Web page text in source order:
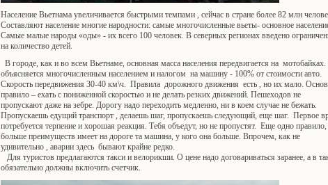
Население Вьетнама увеличивается быстрыми темпами , сейчас в стране более 82 млн
Составляют население многие народности: самые многочисленные вьеты- основное
Самые малые народы «оды» - их всего 100 человек. В северных регионах введено
на количество детей.
В городе, как и во всем Вьетнаме, основная масса населения передвигается на
объясняется многочисленным населением и налогом на машину - 100% от стоимости авто.
Скорость передвижения 30-40 км\ч. Правила дорожного движения есть , но их мало.
правило – ехать с пониженной скоростью и не делать резких движений. Пешеходов не
пропускают даже на зебре. Дорогу надо переходить медленно, ни в коем случае не бежать.
Пропускаешь едущий транспорт , делаешь шаг, пропускаешь следующий, еще шаг. Первое
потребуется терпение и хорошая реакция. Тебя объедут, но не пропустят. Еще одно правило,
больше преимуществ имеет на дороге та машина, у кого она больше. Впрочем, как не
удивительно , аварии здесь бывают крайне редко.
Для туристов предлагаются такси и велорикши. О цене надо договариваться заранее, а в
обязательно должны включить счетчик.